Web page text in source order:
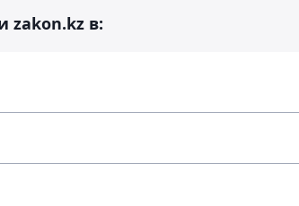
zakon.kz в: